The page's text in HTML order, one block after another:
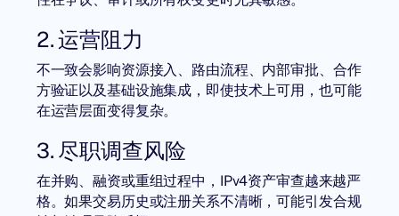
2. 运营阻力
不一致会影响资源接入、路由流程、内部审批、合作
方验证以及基础设施集成，即使技术上可用，也可能
在运营层面变得复杂。
3. 尽职调查风险
在并购、融资或重组过程中，IPv4资产审查越来越严
格。如果交易历史或注册关系不清晰，可能引发合规